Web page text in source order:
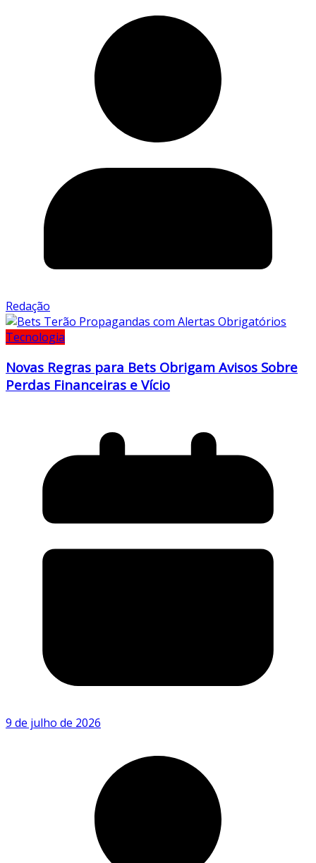
Redação
Tecnologia
Novas Regras para Bets Obrigam Avisos Sobre
Perdas Financeiras e Vício
9 de julho de 2026